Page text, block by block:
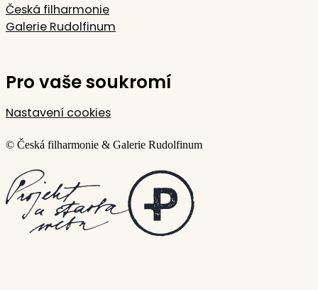
Česká filharmonie
Galerie Rudolfinum
Pro vaše soukromí
Nastavení cookies
© Česká filharmonie & Galerie Rudolfinum
Vytvořilo